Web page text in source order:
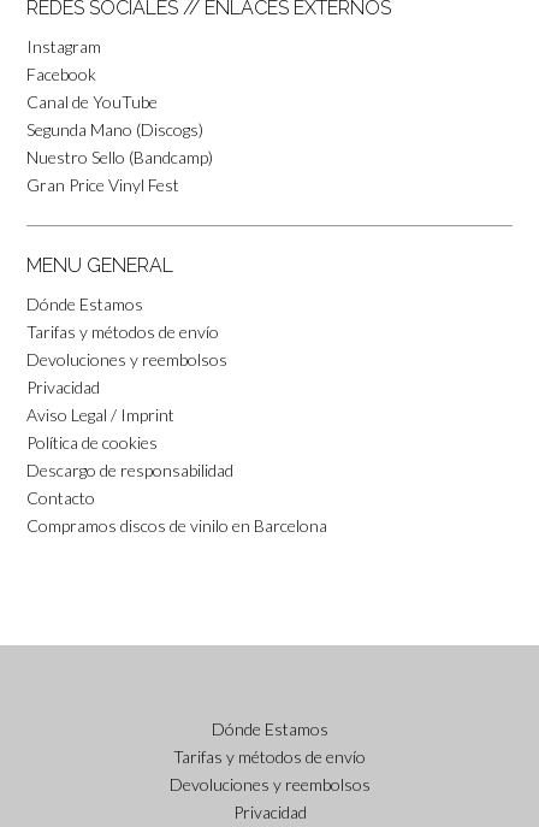
REDES SOCIALES // ENLACES EXTERNOS
Instagram
Facebook
Canal de YouTube
Segunda Mano (Discogs)
Nuestro Sello (Bandcamp)
Gran Price Vinyl Fest
MENU GENERAL
Dónde Estamos
Tarifas y métodos de envío
Devoluciones y reembolsos
Privacidad
Aviso Legal / Imprint
Política de cookies
Descargo de responsabilidad
Contacto
Compramos discos de vinilo en Barcelona
Dónde Estamos
Tarifas y métodos de envío
Devoluciones y reembolsos
Privacidad